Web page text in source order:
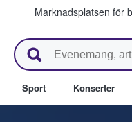
Marknadsplatsen för
StubHub – där
Sport Konserter